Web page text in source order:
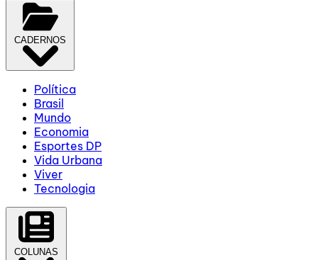
CADERNOS
Política
Brasil
Mundo
Economia
Esportes DP
Vida Urbana
Viver
Tecnologia
COLUNAS